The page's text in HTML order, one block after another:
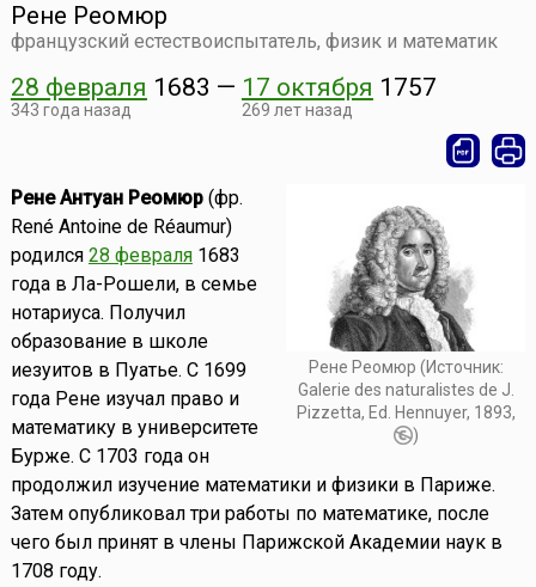
Рене Реомюр
французский естествоиспытатель, физик и математик
28 февраля 1683
343 года назад
— 17 октября 1757
269 лет назад
Рене Реомюр (Источник:
Galerie des naturalistes de J.
Pizzetta, Ed. Hennuyer, 1893,
)
Рене Антуан Реомюр(фр.
René Antoine de Réaumur)
родился 28 февраля1683
года в Ла-Рошели, в семье
нотариуса. Получил
образование в школе
иезуитов в Пуатье. С 1699
года Рене изучал право и
математику в университете
Бурже. С 1703 года он
продолжил изучение математики и физики в Париже.
Затем опубликовал три работы по математике, после
чего был принят в члены Парижской Академии наук в
1708 году.